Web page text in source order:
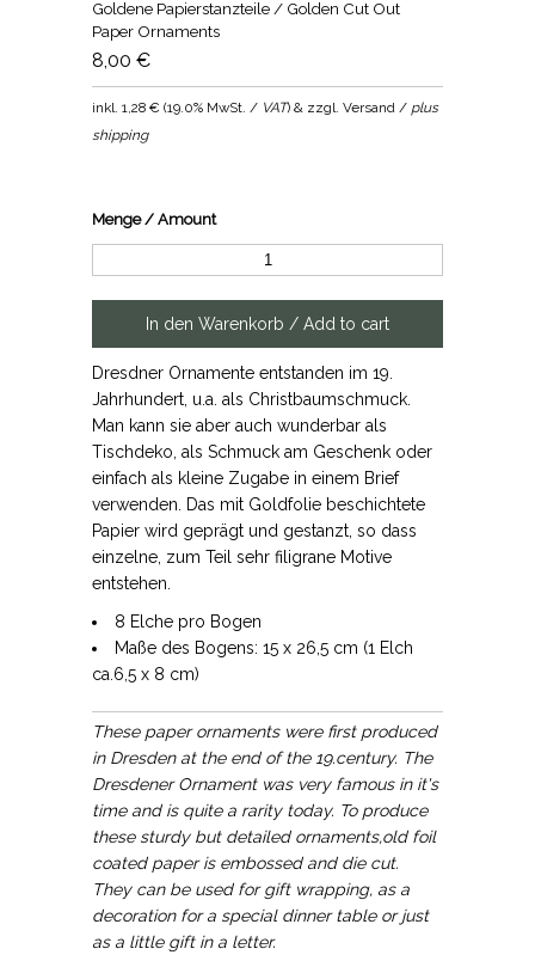
Goldene Papierstanzteile / Golden Cut Out
Paper Ornaments
8,00 €
inkl.1,28 € (19.0% MwSt. / VAT) & zzgl. Versand / plus
shipping
Menge / Amount
Dresdner Ornamente entstanden im 19.
Jahrhundert, u.a. als Christbaumschmuck.
Man kann sie aber auch wunderbar als
Tischdeko, als Schmuck am Geschenk oder
einfach als kleine Zugabe in einem Brief
verwenden. Das mit Goldfolie beschichtete
Papier wird geprägt und gestanzt, so dass
einzelne, zum Teil sehr filigrane Motive
entstehen.
8 Elche pro Bogen
Maße des Bogens: 15 x 26,5 cm (1 Elch
ca.6,5 x 8 cm)
These paper ornaments were first produced
in Dresden at the end of the 19.century. The
Dresdener Ornament was very famous in it's
time and is quite a rarity today. To produce
these sturdy but detailed ornaments,old foil
coated paper is embossed and die cut.
They can be used for gift wrapping, as a
decoration for a special dinner table or just
as a little gift in a letter.